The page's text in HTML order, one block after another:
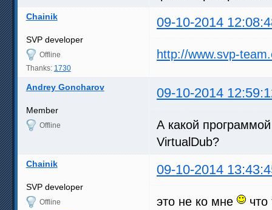
Chainik 09-10-2014
SVP developer
Offline
Thanks: 1730
http://www.svp-
Andrey Goncharov 09-10-2014
Member
Offline
А какой
VirtualDub?
Chainik 09-10-2014
SVP developer
Offline
это не ко мне